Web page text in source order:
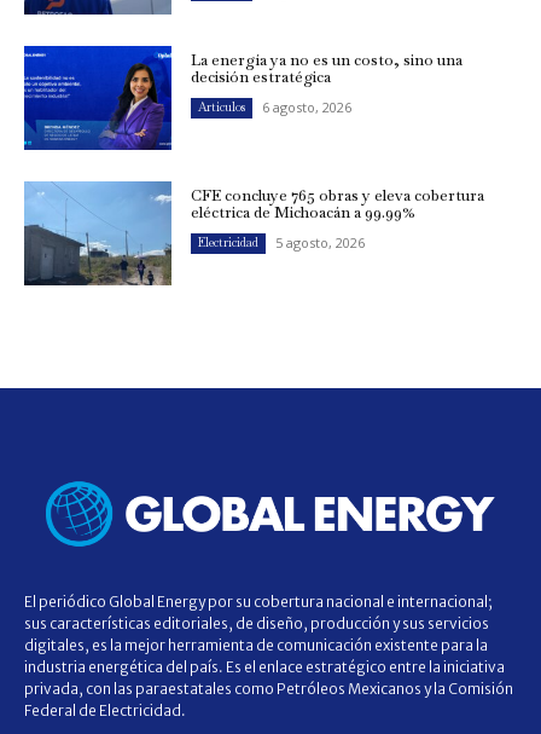
La energía ya no es un costo, sino una
decisión estratégica
Artículos 6 agosto, 2026
CFE concluye 765 obras y eleva cobertura
eléctrica de Michoacán a 99.99%
Electricidad 5 agosto, 2026
El periódico Global Energy por su cobertura nacional e internacional;
sus características editoriales, de diseño, producción y sus servicios
digitales, es la mejor herramienta de comunicación existente para la
industria energética del país. Es el enlace estratégico entre la iniciativa
privada, con las paraestatales como Petróleos Mexicanos y la Comisión
Federal de Electricidad.